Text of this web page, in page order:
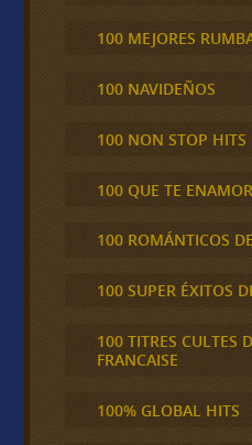
100 MEJORES
100 NAVIDEÑOS
100 NON STOP HITS
100 QUE TE
100 ROMÁNTICOS
100 SUPER ÉXITOS
100 TITRES CULTES
FRANCAISE
100% GLOBAL HITS